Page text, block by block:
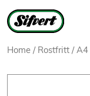
Home / Rostfritt / A4